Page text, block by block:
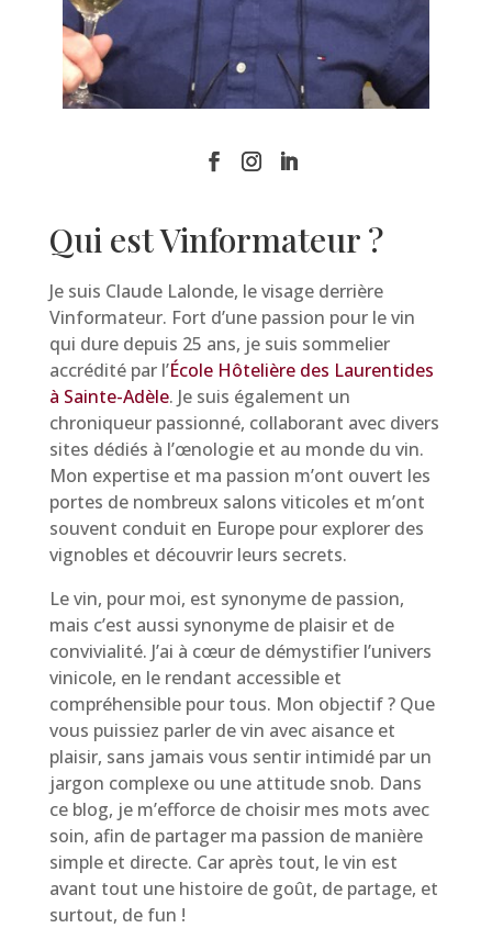
Qui est Vinformateur ?
Je suis Claude Lalonde, le visage derrière
Vinformateur. Fort d’une passion pour le vin
qui dure depuis 25 ans, je suis sommelier
accrédité par l’École Hôtelière des Laurentides
à Sainte-Adèle. Je suis également un
chroniqueur passionné, collaborant avec divers
sites dédiés à l’œnologie et au monde du vin.
Mon expertise et ma passion m’ont ouvert les
portes de nombreux salons viticoles et m’ont
souvent conduit en Europe pour explorer des
vignobles et découvrir leurs secrets.
Le vin, pour moi, est synonyme de passion,
mais c’est aussi synonyme de plaisir et de
convivialité. J’ai à cœur de démystifier l’univers
vinicole, en le rendant accessible et
compréhensible pour tous. Mon objectif ? Que
vous puissiez parler de vin avec aisance et
plaisir, sans jamais vous sentir intimidé par un
jargon complexe ou une attitude snob. Dans
ce blog, je m’efforce de choisir mes mots avec
soin, afin de partager ma passion de manière
simple et directe. Car après tout, le vin est
avant tout une histoire de goût, de partage, et
surtout, de fun !